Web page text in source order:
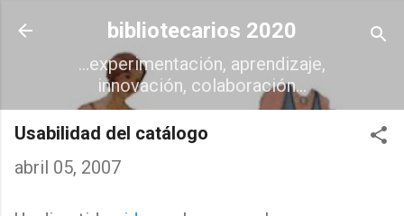
Ir al contenido principal
bibliotecarios 2020
...experimentación, aprendizaje,
innovación, colaboración...
Usabilidad del catálogo
abril 05, 2007